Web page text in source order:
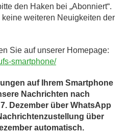
den Haken bei „Abonniert“.
weiteren Neuigkeiten der
Sie auf unserer Homepage:
smartphone/
auf Ihrem Smartphone
Nachrichten nach
Dezember über WhatsApp
über
automatisch.